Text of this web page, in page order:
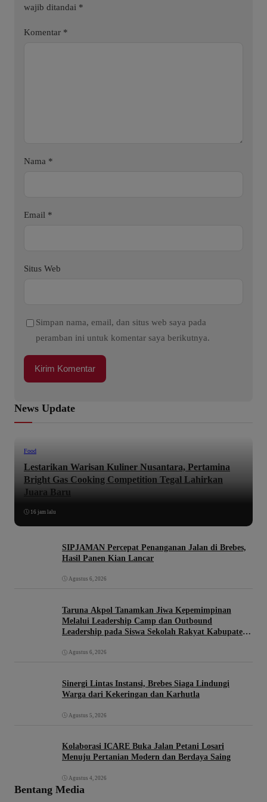
wajib ditandai *
Komentar *
Nama *
Email *
Situs Web
Simpan nama, email, dan situs web saya pada
peramban ini untuk komentar saya berikutnya.
News Update
Food
Lestarikan Warisan Kuliner Nusantara, Pertamina
Bright Gas Cooking Competition Tegal Lahirkan
Juara Baru
16 jam lalu
SIPJAMAN Percepat Penanganan Jalan di Brebes,
Hasil Panen Kian Lancar
Agustus 6, 2026
Taruna Akpol Tanamkan Jiwa Kepemimpinan
Melalui Leadership Camp dan Outbound
Leadership pada Siswa Sekolah Rakyat Kabupaten
Agustus 6, 2026
Sinergi Lintas Instansi, Brebes Siaga Lindungi
Warga dari Kekeringan dan Karhutla
Agustus 5, 2026
Kolaborasi ICARE Buka Jalan Petani Losari
Menuju Pertanian Modern dan Berdaya Saing
Agustus 4, 2026
Bentang Media